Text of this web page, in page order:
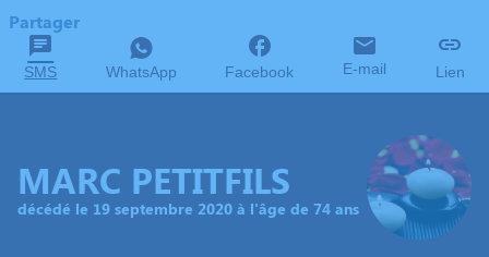
Partager
SMS WhatsApp Facebook E-mail Lien
MARC PETITFILS
décédé le 19 septembre 2020 à l'âge de 74 ans